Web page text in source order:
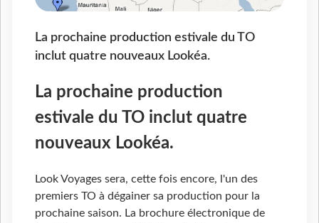
La prochaine production estivale du TO
inclut quatre nouveaux Lookéa.
La prochaine production
estivale du TO inclut quatre
nouveaux Lookéa.
Look Voyages sera, cette fois encore, l'un des
premiers TO à dégainer sa production pour la
prochaine saison. La brochure électronique de